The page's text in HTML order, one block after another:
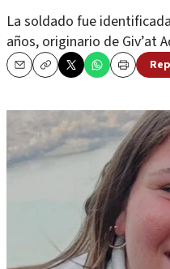
La soldado fue
años, originario de Giv’at
EmailCopy Print